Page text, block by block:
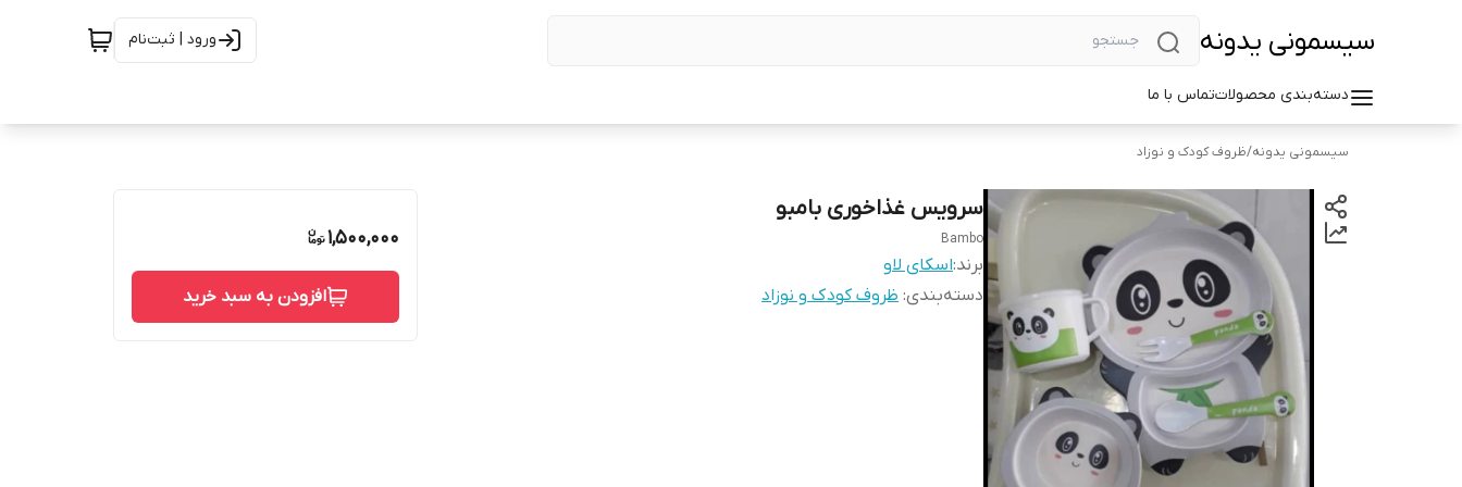
سیسمونی یدونه ورود | ثبت‌نام
دسته‌بندی محصولاتتماس با ما
سیسمونی یدونه/ظروف کودک و نوزاد
سرویس غذاخوری بامبو
Bambo
برند:اسکای لاو
دسته‌بندی: ظروف کودک و نوزاد
1,500,000
افزودن به سبد خرید